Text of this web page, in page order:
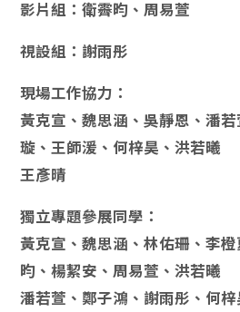
影片組：衛霽昀、周易萱
視設組：謝雨彤
現場工作協力：
黃克宣、魏思涵、吳靜恩、潘
璇、王師湲、何梓昊、洪若曦
王彥晴
獨立專題參展同學：
黃克宣、魏思涵、林佑珊、李
昀、楊絜安、周易萱、洪若曦
潘若萱、鄭子鴻、謝雨彤、何梓